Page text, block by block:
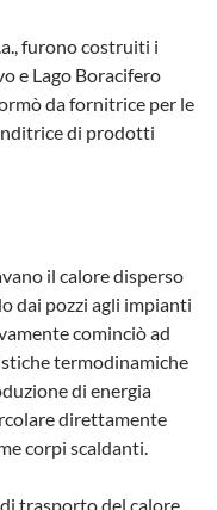
furono costruiti i
e Lago Boracifero
da fornitrice per le
di prodotti
il calore disperso
dai pozzi agli impianti
cominciò ad
termodinamiche
di ener­gia
direttamente
corpi scaldanti.
trasporto del calore